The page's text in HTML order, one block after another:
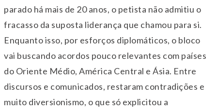
parado há mais de 20 anos, o petista não admitiu o
fracasso da suposta liderança que chamou para si.
Enquanto isso, por esforços diplomáticos, o bloco
vai buscando acordos pouco relevantes com países
do Oriente Médio, América Central e Ásia. Entre
discursos e comunicados, restaram contradições e
muito diversionismo, o que só explicitou a